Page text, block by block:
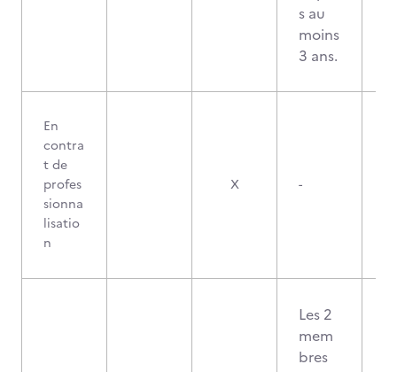
s au
moins
3 ans.
En
contra
t de
profes
sionna
lisatio
n
X -
Les 2
mem
bres